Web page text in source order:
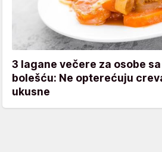
3 lagane večere za osobe
bolešću: Ne opterećuju
ukusne